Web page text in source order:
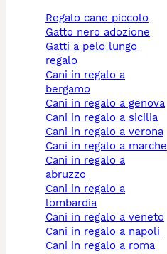
regalo cane piccolo
gatto nero adozione
gatti a pelo lungo
regalo
cani in regalo a
bergamo
cani in regalo a genova
cani in regalo a sicilia
cani in regalo a verona
cani in regalo a marche
cani in regalo a
abruzzo
cani in regalo a
lombardia
cani in regalo a veneto
cani in regalo a napoli
cani in regalo a roma